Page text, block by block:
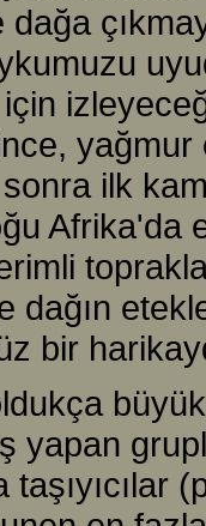
dağa
için
yağmur
ilk
Afrika'da
dağın
bir
yapan
taşıyıcılar